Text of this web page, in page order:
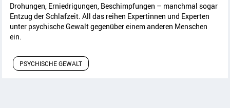
Drohungen, Erniedrigungen, Beschimpfungen – manchmal sogar
Entzug der Schlafzeit. All das reihen Expertinnen und Experten
unter psychische Gewalt gegenüber einem anderen Menschen
ein.
PSYCHISCHE GEWALT